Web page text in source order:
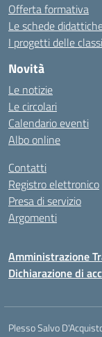
Offerta formativa
Le schede
I progetti delle classi
Novità
Le notizie
Le circolari
Calendario eventi
Albo online
Contatti
Registro elettronico
Presa di servizio
Argomenti
Amministrazione
Dichiarazione di
Plesso Salvo